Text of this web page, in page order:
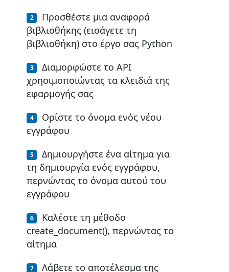
Προσθέστε μια αναφορά
βιβλιοθήκης (εισάγετε τη
βιβλιοθήκη) στο έργο σας Python
Διαμορφώστε το API
χρησιμοποιώντας τα κλειδιά της
εφαρμογής σας
Ορίστε το όνομα ενός νέου
εγγράφου
Δημιουργήστε ένα αίτημα για
τη δημιουργία ενός εγγράφου,
περνώντας το όνομα αυτού του
εγγράφου
Καλέστε τη μέθοδο
create_document(), περνώντας το
αίτημα
Λάβετε το αποτέλεσμα της